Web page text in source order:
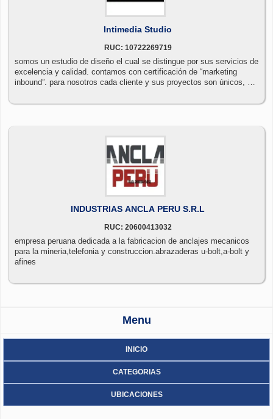
Intimedia Studio
RUC: 10722269719
somos un estudio de diseño el cual se distingue por sus servicios de
excelencia y calidad. contamos con certificación de “marketing
inbound”. para nosotros cada cliente y sus proyectos son únicos, por
INDUSTRIAS ANCLA PERU S.R.L
RUC: 20600413032
empresa peruana dedicada a la fabricacion de anclajes mecanicos
para la mineria,telefonia y construccion.abrazaderas u-bolt,a-bolt y
afines
Menu
INICIO
CATEGORIAS
UBICACIONES